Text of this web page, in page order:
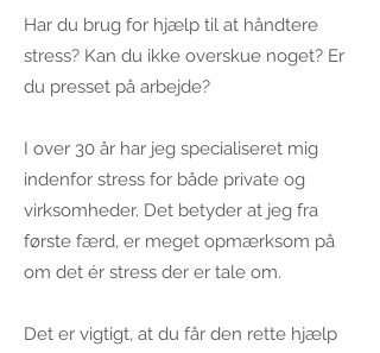
Har du brug for hjælp til at håndtere
stress? Kan du ikke overskue noget? Er
du presset på arbejde?
I over 30 år har jeg specialiseret mig
indenfor stress for både private og
virksomheder. Det betyder at jeg fra
første færd, er meget opmærksom på
om det ér stress der er tale om.
Det er vigtigt, at du får den rette hjælp